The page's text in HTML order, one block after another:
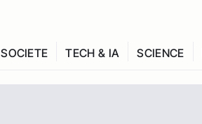
SOCIETE TECH & IA SCIENCE